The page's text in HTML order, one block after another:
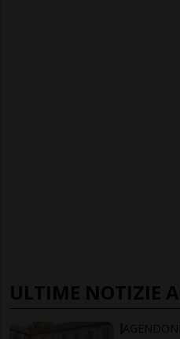
ULTIME NOTIZIE